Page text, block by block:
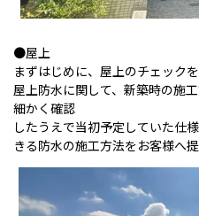
●屋上
まずはじめに、屋上のチェックを
屋上防水に関して、新築時の施
細かく確認
したうえで当初予定していた仕
きる防水の施工方法をお客様へ